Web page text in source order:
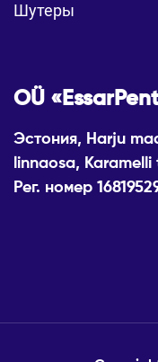
Шутеры
OÜ
Эстония, Harju
linnaosa, Karamelli
Рег. номер